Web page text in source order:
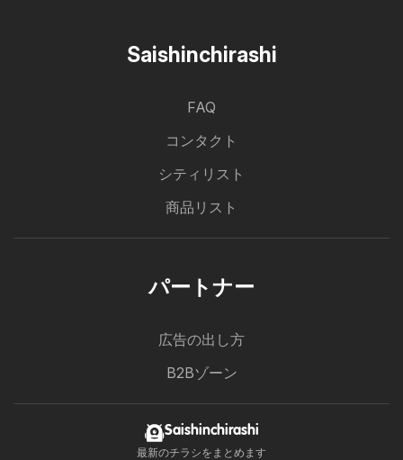
Saishinchirashi
FAQ
コンタクト
シティリスト
商品リスト
パートナー
広告の出し方
B2Bゾーン
Saishinchirashi
最新のチラシをまとめます